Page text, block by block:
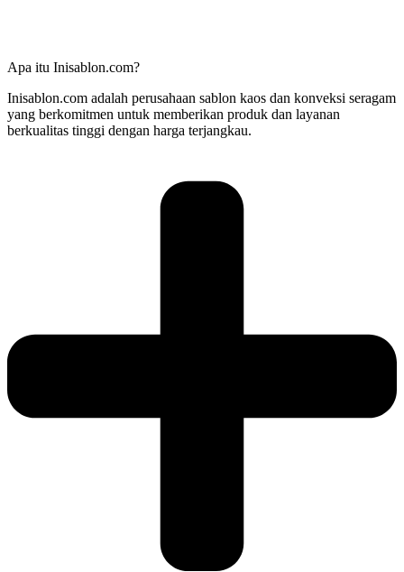
Apa itu Inisablon.com?
Inisablon.com adalah perusahaan sablon kaos dan konveksi seragam
yang berkomitmen untuk memberikan produk dan layanan
berkualitas tinggi dengan harga terjangkau.